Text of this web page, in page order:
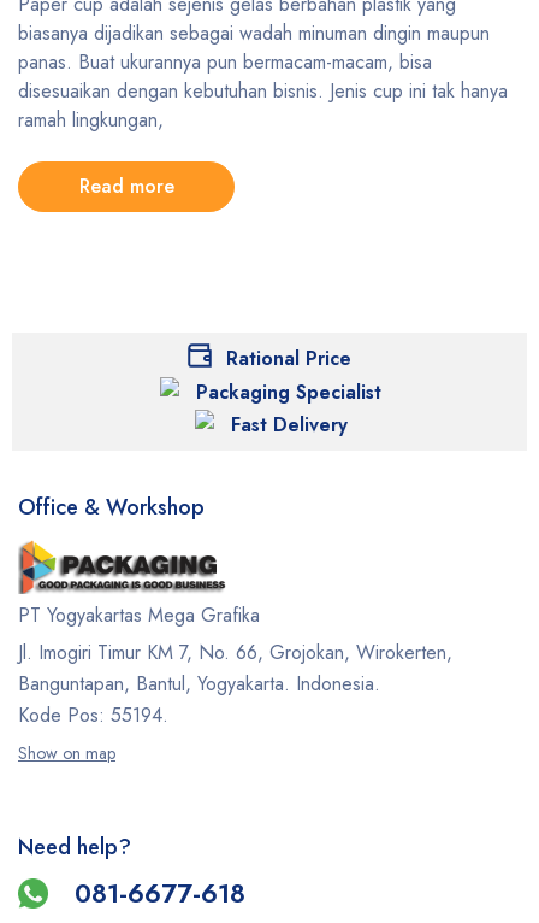
biasanya dijadikan sebagai wadah minuman dingin maupun
panas. Buat ukurannya pun bermacam-macam, bisa
disesuaikan dengan kebutuhan bisnis. Jenis cup ini tak hanya
ramah lingkungan,
Read more
Rational Price
Packaging Specialist
Fast Delivery
Office & Workshop
PT Yogyakartas Mega Grafika
Jl. Imogiri Timur KM 7, No. 66, Grojokan, Wirokerten,
Banguntapan, Bantul, Yogyakarta. Indonesia.
Kode Pos: 55194.
Show on map
Need help?
081-6677-618